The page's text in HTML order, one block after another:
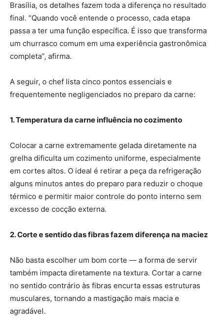
Brasília, os detalhes fazem toda a diferença no resultado
final. “Quando você entende o processo, cada etapa
passa a ter uma função específica. É isso que transforma
um churrasco comum em uma experiência gastronômica
completa”, afirma.
A seguir, o chef lista cinco pontos essenciais e
frequentemente negligenciados no preparo da carne:
1. Temperatura da carne influência no cozimento
Colocar a carne extremamente gelada diretamente na
grelha dificulta um cozimento uniforme, especialmente
em cortes altos. O ideal é retirar a peça da refrigeração
alguns minutos antes do preparo para reduzir o choque
térmico e permitir maior controle do ponto interno sem
excesso de cocção externa.
2. Corte e sentido das fibras fazem diferença na maciez
Não basta escolher um bom corte — a forma de servir
também impacta diretamente na textura. Cortar a carne
no sentido contrário às fibras encurta essas estruturas
musculares, tornando a mastigação mais macia e
agradável.